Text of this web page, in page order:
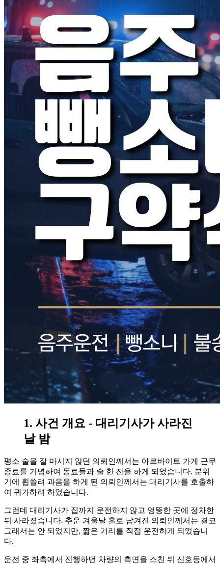
1. 사건 개요 - 대리기사가 사라진
날 밤
평소 술을 잘 마시지 않던 의뢰인께서는 아르바이트 가게 근무
종료를 기념하여 동료들과 술 한 잔을 하게 되었습니다. 분위
기에 휩쓸려 과음을 하게 된 의뢰인께서는 대리기사를 호출하
여 귀가하려 하였습니다.
그런데 대리기사가 집까지 운전하지 않고 엉뚱한 곳에 정차한
뒤 사라졌습니다. 추운 겨울날 홀로 남겨진 의뢰인께서는 결코
그래서는 안 되었지만, 짧은 거리를 직접 운전하게 되었습니
다.
운전 중 좌측에서 진행하던 차량의 측면을 스친 뒤 신호등에서